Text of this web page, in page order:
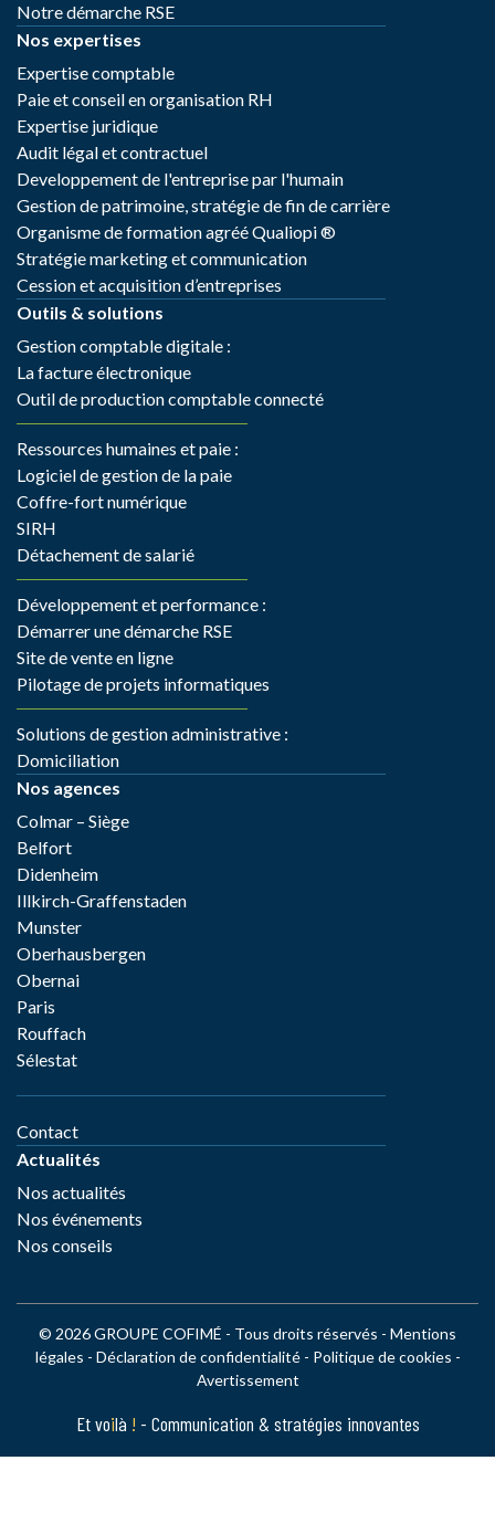
Notre démarche RSE
Nos expertises
Expertise comptable
Paie et conseil en organisation RH
Expertise juridique
Audit légal et contractuel
Developpement de l'entreprise par l'humain
Gestion de patrimoine, stratégie de fin de carrière
Organisme de formation agréé Qualiopi ®
Stratégie marketing et communication
Cession et acquisition d’entreprises
Outils & solutions
Gestion comptable digitale :
La facture électronique
Outil de production comptable connecté
Ressources humaines et paie :
Logiciel de gestion de la paie
Coffre-fort numérique
SIRH
Détachement de salarié
Développement et performance :
Démarrer une démarche RSE
Site de vente en ligne
Pilotage de projets informatiques
Solutions de gestion administrative :
Domiciliation
Nos agences
Colmar – Siège
Belfort
Didenheim
Illkirch-Graffenstaden
Munster
Oberhausbergen
Obernai
Paris
Rouffach
Sélestat
Contact
Actualités
Nos actualités
Nos événements
Nos conseils
© 2026 GROUPE COFIMÉ - Tous droits réservés - Mentions
légales - Déclaration de confidentialité- Politique de cookies -
Avertissement
Et voilà ! - Communication & stratégies innovantes